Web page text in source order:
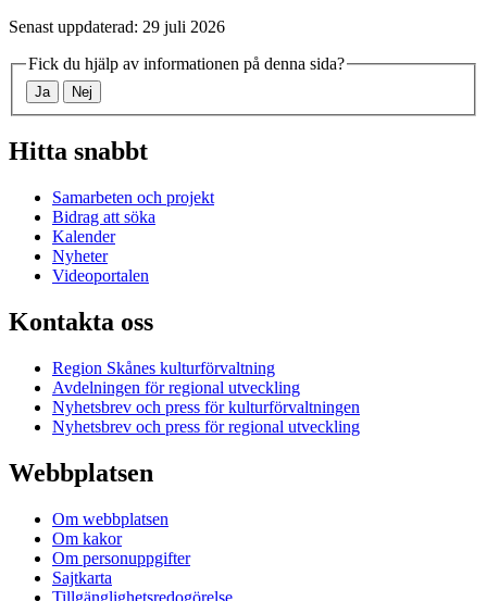
Senast uppdaterad: 29 juli 2026
Fick du hjälp av informationen på denna sida?
Ja Nej
Hitta snabbt
Samarbeten och projekt
Bidrag att söka
Kalender
Nyheter
Videoportalen
Kontakta oss
Region Skånes kulturförvaltning
Avdelningen för regional utveckling
Nyhetsbrev och press för kulturförvaltningen
Nyhetsbrev och press för regional utveckling
Webbplatsen
Om webbplatsen
Om kakor
Om personuppgifter
Sajtkarta
Tillgänglighetsredogörelse